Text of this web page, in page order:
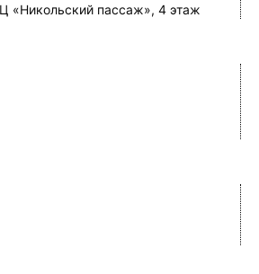
«Никольский пассаж», 4 этаж